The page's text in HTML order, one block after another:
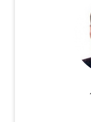
الملل و دکترای